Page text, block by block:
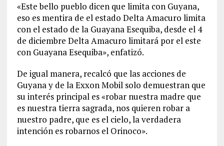
«Este bello pueblo dicen que limita con Guyana,
eso es mentira de el estado Delta Amacuro limita
con el estado de la Guayana Esequiba, desde el 4
de diciembre Delta Amacuro limitará por el este
con Guayana Esequiba», enfatizó.
De igual manera, recalcó que las acciones de
Guyana y de la Exxon Mobil solo demuestran que
su interés principal es «robar nuestra madre que
es nuestra tierra sagrada, nos quieren robar a
nuestro padre, que es el cielo, la verdadera
intención es robarnos el Orinoco».